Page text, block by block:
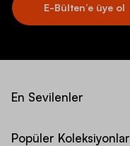
E-Bülten’e üye ol
En Sevilenler
Popüler Koleksiyonlar